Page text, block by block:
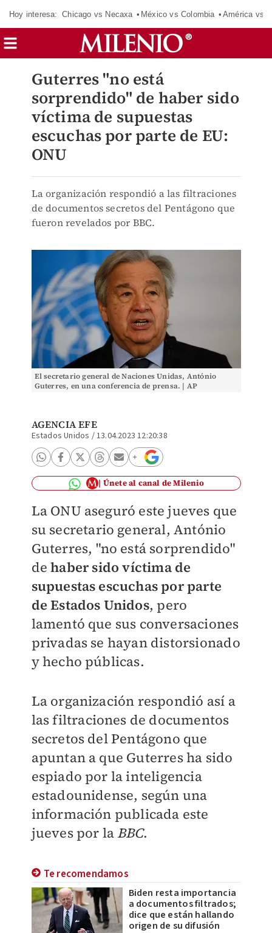
Hoy interesa: Chicago vs Necaxa México vs Colombia América vs
Guterres "no está
sorprendido" de haber sido
víctima de supuestas
escuchas por parte de EU:
ONU
La organización respondió a las filtraciones
de documentos secretos del Pentágono que
fueron revelados por BBC.
El secretario general de Naciones Unidas, António
Guterres, en una conferencia de prensa. | AP
AGENCIA EFE
Estados Unidos /13.04.2023 12:20:38
Únete al canal de Milenio
La ONU aseguró este jueves que
su secretario general, António
Guterres, "no está sorprendido"
de haber sido víctima de
supuestas escuchas por parte
de Estados Unidos, pero
lamentó que sus conversaciones
privadas se hayan distorsionado
y hecho públicas.
La organización respondió así a
las filtraciones de documentos
secretos del Pentágono que
apuntan a que Guterres ha sido
espiado por la inteligencia
estadounidense, según una
información publicada este
jueves por la BBC.
Te recomendamos
Biden resta importancia
a documentos filtrados;
dice que están hallando
origen de su difusión